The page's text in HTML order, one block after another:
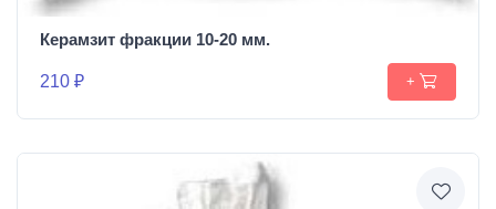
Керамзит фракции 10-20 мм.
210 ₽ +